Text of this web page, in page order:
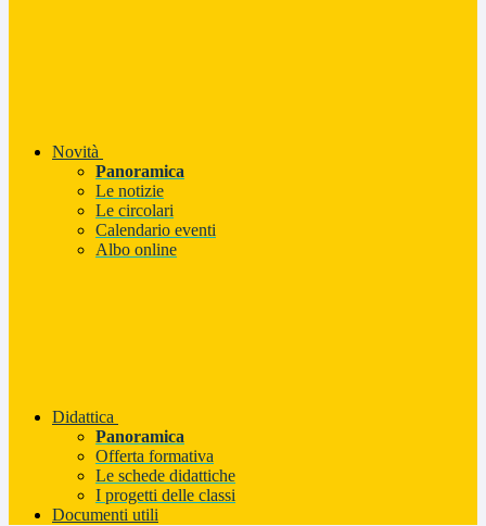
Novità
Panoramica
Le notizie
Le circolari
Calendario eventi
Albo online
Didattica
Panoramica
Offerta formativa
Le schede didattiche
I progetti delle classi
Documenti utili